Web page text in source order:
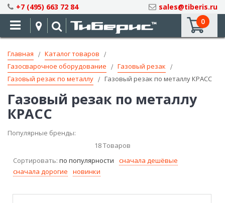
Skip
to
Content
+7 (495) 663 72 84
sales@tiberis.ru
0
Главная
Каталог товаров
Газосварочное оборудование
Газовый резак
Газовый резак по металлу
Газовый резак по металлу КРАСС
Газовый резак по металлу
КРАСС
Популярные бренды:
18Товаров
Сортировать: по популярности
сначала дешёвые
сначала дорогие
новинки